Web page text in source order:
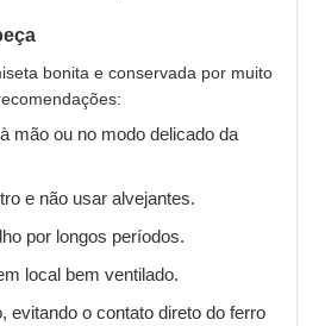
bonita e conservada por muito
mão ou no modo delicado da
e não usar alvejantes.
por longos períodos.
local bem ventilado.
evitando o contato direto do ferro